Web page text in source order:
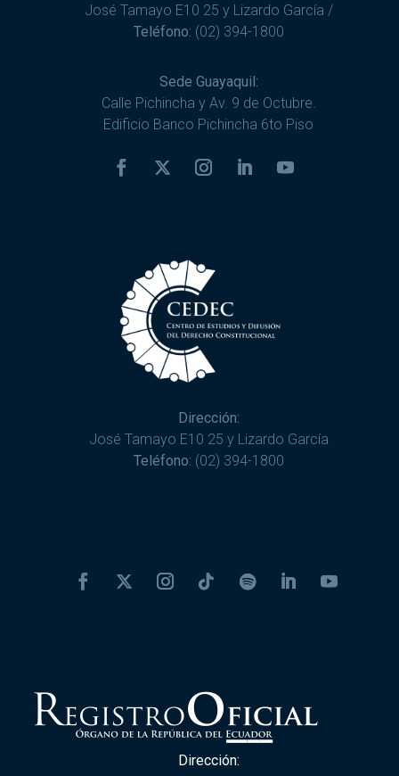
José Tamayo E10 25 y Lizardo García /
Teléfono: (02) 394-1800
Sede Guayaquil:
Calle Pichincha y Av. 9 de Octubre.
Edificio Banco Pichincha 6to Piso
Dirección:
José Tamayo E10 25 y Lizardo García
Teléfono: (02) 394-1800
Dirección: